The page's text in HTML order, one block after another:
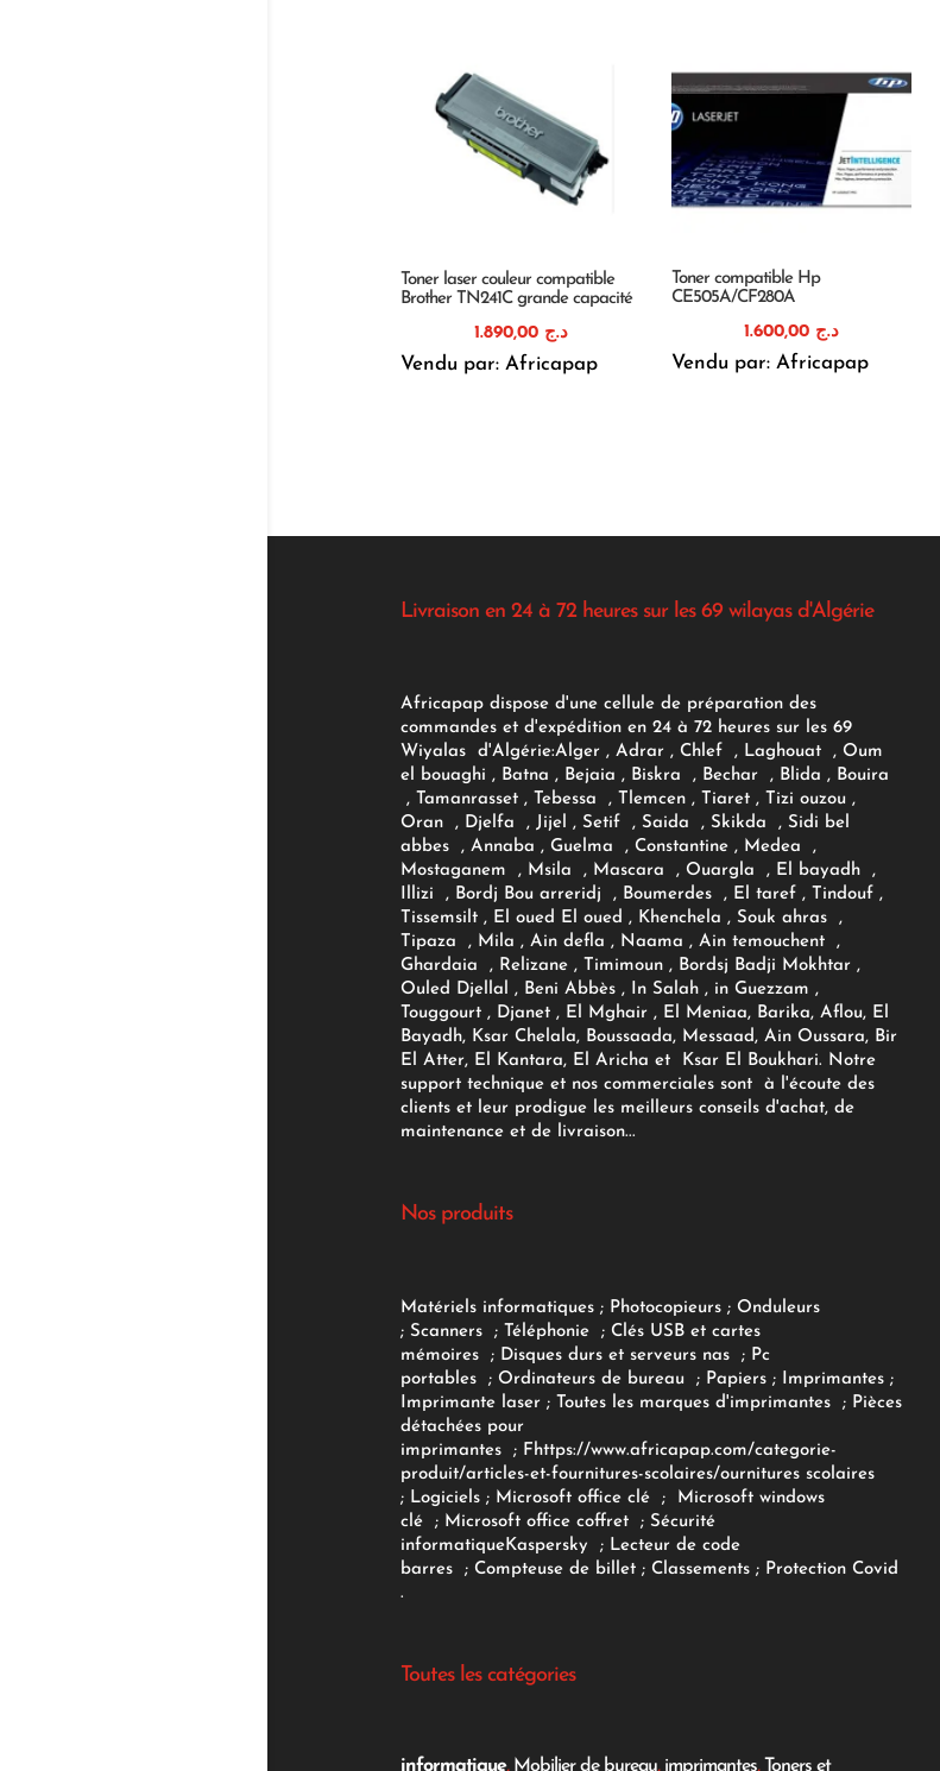
Toner laser couleur compatible
Brother TN241C grande capacité
د.ج 1.890,00
Vendu par: Africapap
Toner compatible Hp
CE505A/CF280A
د.ج 1.600,00
Vendu par: Africapap
Livraison en 24 à 72 heures sur les 69 wilayas d'Algérie
Africapap dispose d'une cellule de préparation des
commandes et d'expédition en 24 à 72 heures sur les 69
Wiyalas d'Algérie:Alger , Adrar, Chlef , Laghouat , Oum
el bouaghi , Batna , Bejaia , Biskra , Bechar , Blida , Bouira
, Tamanrasset , Tebessa , Tlemcen , Tiaret , Tizi ouzou ,
Oran , Djelfa , Jijel , Setif , Saida , Skikda , Sidi bel
abbes , Annaba , Guelma , Constantine , Medea ,
Mostaganem , Msila , Mascara , Ouargla , El bayadh ,
Illizi , Bordj Bou arreridj , Boumerdes , El taref , Tindouf ,
Tissemsilt , El oued El oued , Khenchela , Souk ahras ,
Tipaza , Mila , Ain defla , Naama , Ain temouchent ,
Ghardaia , Relizane , Timimoun , Bordsj Badji Mokhtar ,
Ouled Djellal , Beni Abbès , In Salah , in Guezzam ,
Touggourt , Djanet , El Mghair , El Meniaa, Barika, Aflou, El
Bayadh, Ksar Chelala, Boussaada, Messaad, Ain Oussara, Bir
El Atter, El Kantara, El Aricha et Ksar El Boukhari. Notre
support technique et nos commerciales sont à l'écoute des
clients et leur prodigue les meilleurs conseils d'achat, de
maintenance et de livraison...
Nos produits
Matériels informatiques; Photocopieurs; Onduleurs
; Scanners ; Téléphonie ; Clés USB et cartes
mémoires
; Disques durs et serveurs nas ; Pc
portables
; Ordinateurs de bureau ; Papiers; Imprimantes;
Imprimante laser; Toutes les marques d'imprimantes ; Pièces
détachées pour
imprimantes
; F https://www.africapap.com/categorie-
produit/articles-et-fournitures-scolaires/ournitures scolaires
; Logiciels ; Microsoft office clé ;
Microsoft windows
clé; Microsoft office coffret ; Sécurité
informatiqueKaspersky ; Lecteur de code
barres
; Compteuse de billet; Classements ; Protection Covid
.
Toutes les catégories
informatique, Mobilier de bureau, imprimantes, Toners et